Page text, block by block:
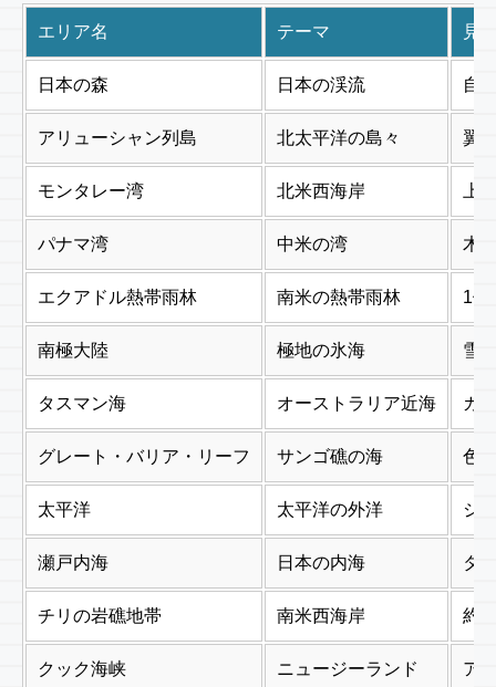
エリア名 テーマ 見
日本の森 日本の渓流 自
アリューシャン列島 北太平洋の島々 翼
モンタレー湾 北米西海岸 上
パナマ湾 中米の湾 木
エクアドル熱帯雨林 南米の熱帯雨林 1億
南極大陸 極地の氷海 雪
タスマン海 オーストラリア近海 カ
グレート・バリア・リーフ サンゴ礁の海 色
太平洋 太平洋の外洋 ジ
瀬戸内海 日本の内海 タ
チリの岩礁地帯 南米西海岸 約
クック海峡 ニュージーランド ア